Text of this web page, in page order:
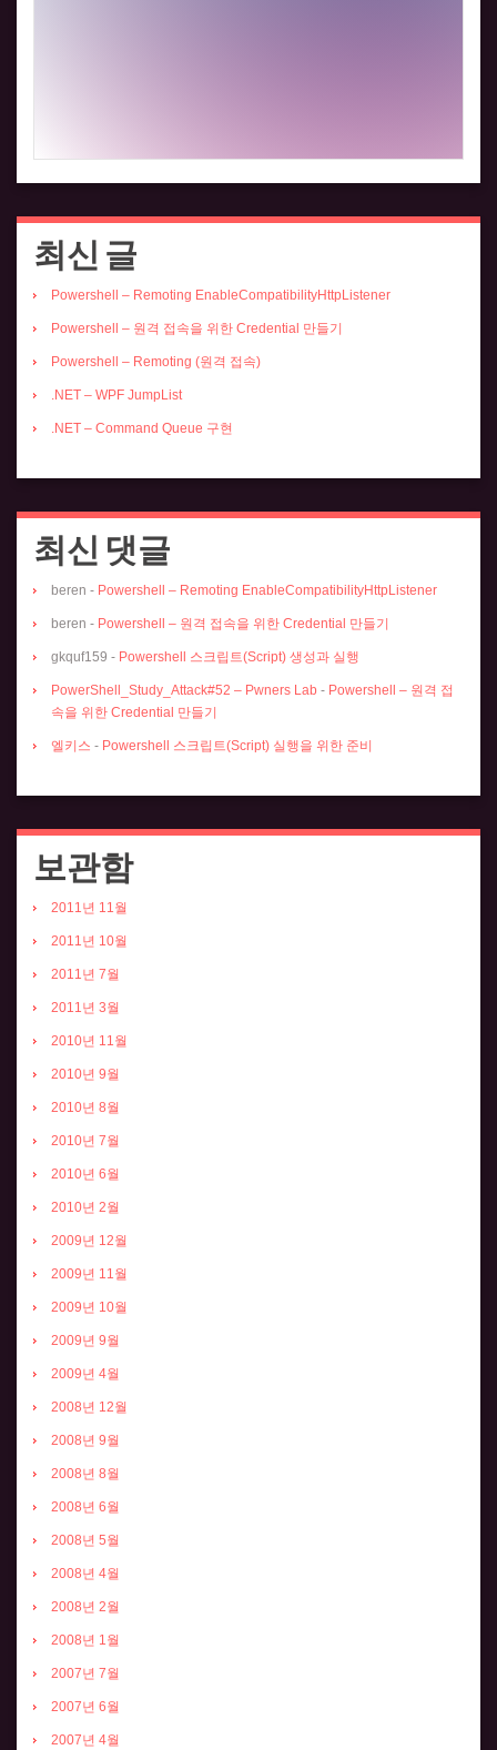
최신 글
Powershell – Remoting EnableCompatibilityHttpListener
Powershell – 원격 접속을 위한 Credential 만들기
Powershell – Remoting (원격 접속)
.NET – WPF JumpList
.NET – Command Queue 구현
최신 댓글
beren - Powershell – Remoting EnableCompatibilityHttpListener
beren - Powershell – 원격 접속을 위한 Credential 만들기
gkquf159 - Powershell 스크립트(Script) 생성과 실행
PowerShell_Study_Attack#52 – Pwners Lab - Powershell – 원격 접
속을 위한 Credential 만들기
엘키스 - Powershell 스크립트(Script) 실행을 위한 준비
보관함
2011년 11월
2011년 10월
2011년 7월
2011년 3월
2010년 11월
2010년 9월
2010년 8월
2010년 7월
2010년 6월
2010년 2월
2009년 12월
2009년 11월
2009년 10월
2009년 9월
2009년 4월
2008년 12월
2008년 9월
2008년 8월
2008년 6월
2008년 5월
2008년 4월
2008년 2월
2008년 1월
2007년 7월
2007년 6월
2007년 4월